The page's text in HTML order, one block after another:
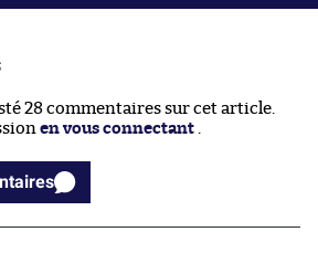
28 commentaires sur cet article.
en vous connectant